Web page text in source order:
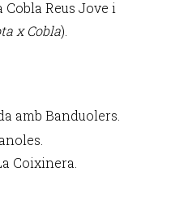
Reus Jove i
x Cobla).
amb Banduolers.
Coixinera.